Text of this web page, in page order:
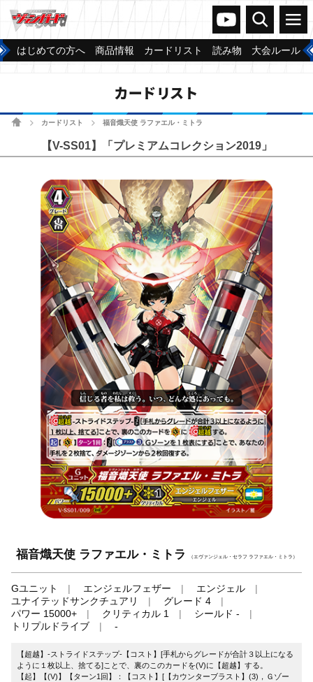
ヴァンガードch
検索 メニュー
はじめての方へ 商品情報 カードリスト 読み物 大会ルール
カードリスト
ホームカードリスト 福音熾天使 ラファエル・ミトラ
【V-SS01】「プレミアムコレクション2019」
福音熾天使 ラファエル・ミトラ （エヴァンジェル・セラフ ラファエル・ミトラ）
Gユニット エンジェルフェザー
エンジェル
ユナイテッドサンクチュアリ
グレード 4
パワー 15000+
クリティカル 1
シールド -
トリプルドライブ
-
【超越】-ストライドステップ-【コスト】[手札からグレードが合計３以上になる
ように１枚以上、捨てる]ことで、裏のこのカードを(V)に【超越】する。
【起】【(V)】【ターン1回】：【コスト】[【カウンターブラスト】(3)，Ｇゾー